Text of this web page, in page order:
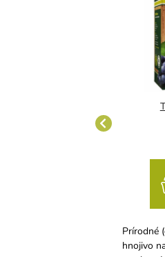
Prírodné
hnojivo